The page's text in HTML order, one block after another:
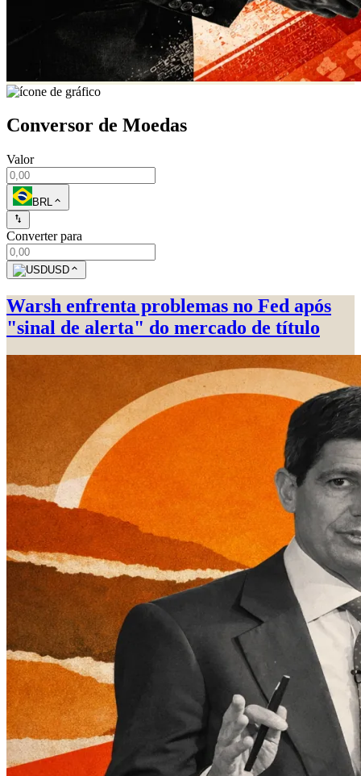
Conversor de Moedas
Valor
BRL
Converter para
USD
Warsh enfrenta problemas no Fed após
"sinal de alerta" do mercado de título